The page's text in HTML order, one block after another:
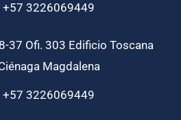
+57 3226069449
37 Ofi. 303 Edificio Toscana
Magdalena
+57 3226069449